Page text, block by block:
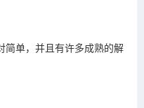
简单，并且有许多成熟的解